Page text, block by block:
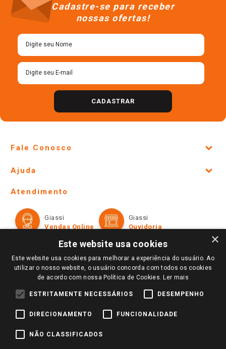
Cadastre-se para receber
nossas ofertas!
CADASTRAR
Fale Conosco
Lojas Físicas e Horários
Ofertas
Televendas
Perguntas frequentes
Trabalhe Conosco
Identidade Visual
Ajuda
Formas de Pagamento
Políticas de entrega
Trocas e Devoluções
Atendimento
Giassi
Vendas Online
Giassi
Ouvidoria
Redes Sociais
Pagamento e Segurança
×
Este website usa cookies
Este website usa cookies para melhorar a experiência do usuário. Ao
utilizar o nosso website, o usuário concorda com todos os cookies
de acordo com nossa Política de Cookies. Ler mais
ESTRITAMENTE NECESSÁRIOS DESEMPENHO
DIRECIONAMENTO FUNCIONALIDADE
NÃO CLASSIFICADOS